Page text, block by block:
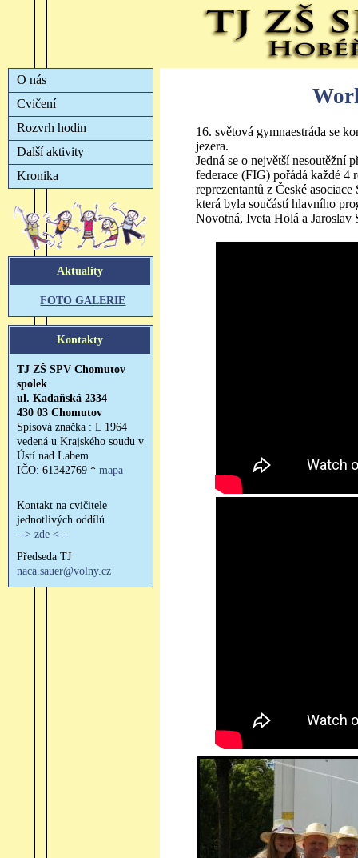
16. světová gymnaestráda se
jezera.
Jedná se o největší nesoutěžní
federace (FIG) pořádá každé 4
reprezentantů z České
která byla součástí hlavního
Novotná, Iveta Holá a Jaroslav